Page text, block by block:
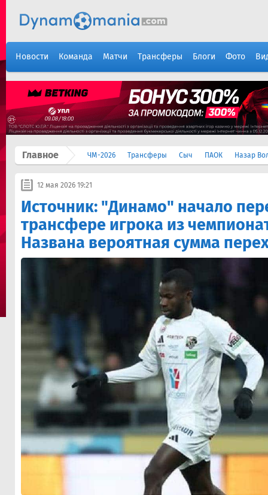
Новости Команда Матчи Трансферы Блоги Фото
Главное ЧМ-2026 Трансферы Сыч ПАОК Назар
12 мая 2026 19:21
Источник: "Динамо" начало
трансфере игрока из
Названа вероятная сумма